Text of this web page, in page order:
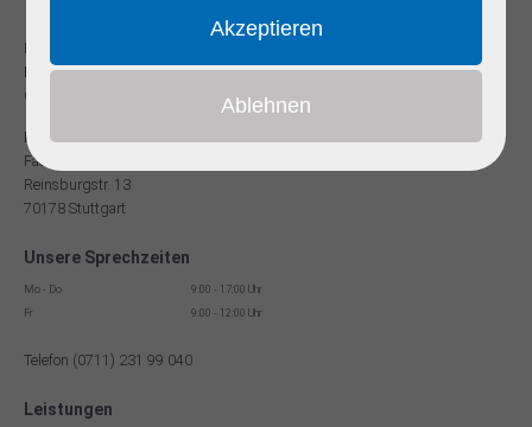
Praxis für
Humangenetik und Prävention
Onkogenetische Schwerpunktpraxis
Dr. med Robert Hering
Facharzt für Humangenetik
Reinsburgstr. 13
70178 Stuttgart
Unsere Sprechzeiten
Mo - Do
9:00 - 17:00 Uhr
Fr
9:00 - 12:00 Uhr
Telefon (0711) 231 99 040
Leistungen